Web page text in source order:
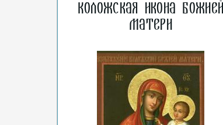
Коложская икона
Матери